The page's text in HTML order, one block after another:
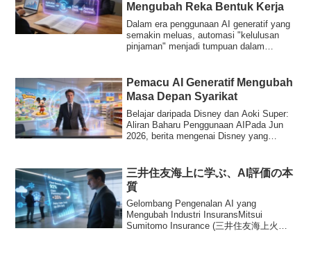
Mengubah Reka Bentuk Kerja
Dalam era penggunaan AI generatif yang
semakin meluas, automasi "kelulusan
pinjaman" menjadi tumpuan dalam
Pemacu AI Generatif Mengubah
Masa Depan Syarikat
Belajar daripada Disney dan Aoki Super:
Aliran Baharu Penggunaan AIPada Jun
2026, berita mengenai Disney yang
三井住友海上に学ぶ、AI評価の本
質
Gelombang Pengenalan AI yang
Mengubah Industri InsuransMitsui
Sumitomo Insurance (三井住友海上火災